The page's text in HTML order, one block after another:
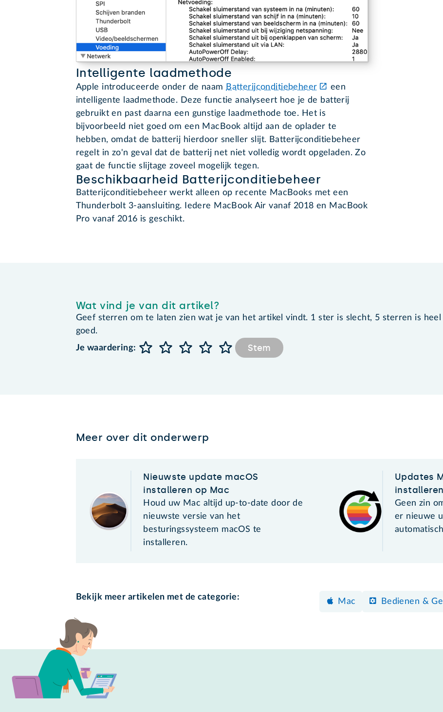
Intelligente laadmethode
Apple introduceerde onder de naam Batterijconditiebeheer
een
intelligente laadmethode. Deze functie analyseert hoe je de batterij
gebruikt en past daarna een gunstige laadmethode toe. Het is
bijvoorbeeld niet goed om een MacBook altijd aan de oplader te
hebben, omdat de batterij hierdoor sneller slijt. Batterijconditiebeheer
regelt in zo'n geval dat de batterij net niet volledig wordt opgeladen. Zo
gaat de functie slijtage zoveel mogelijk tegen.
Beschikbaarheid Batterijconditiebeheer
Batterijconditiebeheer werkt alleen op recente MacBooks met een
Thunderbolt 3-aansluiting. Iedere MacBook Air vanaf 2018 en MacBook
Pro vanaf 2016 is geschikt.
Wat vind je van dit artikel?
Geef sterren om te laten zien wat je van het artikel vindt. 1 ster is slecht, 5 sterren is heel
goed.
Je waardering:
Stem
Meer over dit onderwerp
Nieuwste update macOS
installeren op Mac
Houd uw Mac altijd up-to-date door de
nieuwste versie van het
besturingssysteem macOS te
installeren.
Updates
installeren
Geen zin
er nieuwe
Bekijk meer artikelen met de categorie:
Mac Bedienen &